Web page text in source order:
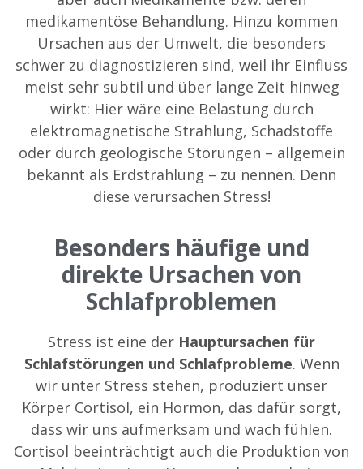
medikamentöse Behandlung. Hinzu kommen
Ursachen aus der Umwelt, die besonders
schwer zu diagnostizieren sind, weil ihr Einfluss
meist sehr subtil und über lange Zeit hinweg
wirkt: Hier wäre eine Belastung durch
elektromagnetische Strahlung, Schadstoffe
oder durch geologische Störungen – allgemein
bekannt als Erdstrahlung – zu nennen. Denn
diese verursachen Stress!
Besonders häufige und
direkte Ursachen von
Schlafproblemen
Stress ist eine der Hauptursachen für
Schlafstörungen und Schlafprobleme. Wenn
wir unter Stress stehen, produziert unser
Körper Cortisol, ein Hormon, das dafür sorgt,
dass wir uns aufmerksam und wach fühlen.
Cortisol beeinträchtigt auch die Produktion von